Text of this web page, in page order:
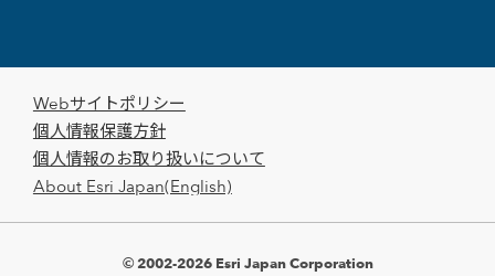
Webサイトポリシー
個人情報保護方針
個人情報のお取り扱いについて
About Esri Japan(English)
© 2002-2026 Esri Japan Corporation